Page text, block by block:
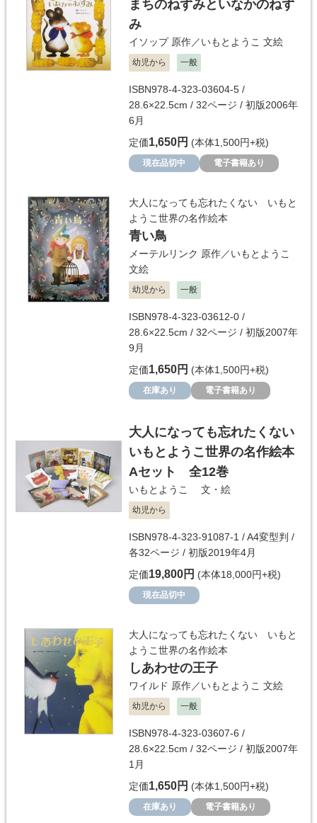
まちのねずみといなかのねず
み
イソップ原作／いもとようこ 文絵
幼児から 一般
ISBN978-4-323-03604-5 /
28.6×22.5cm / 32ページ / 初版2006年
6月
定価1,650円 (本体1,500円+税)
現在品切中 電子書籍あり
大人になっても忘れたくない いもと
ようこ世界の名作絵本
青い鳥
メーテルリンク 原作／いもとようこ
文絵
幼児から 一般
ISBN978-4-323-03612-0 /
28.6×22.5cm / 32ページ / 初版2007年
9月
定価1,650円 (本体1,500円+税)
在庫あり 電子書籍あり
大人になっても忘れたくない
いもとようこ世界の名作絵本
Aセット 全12巻
いもとようこ 文・絵
幼児から
ISBN978-4-323-91087-1 / A4変型判 /
各32ページ / 初版2019年4月
定価19,800円 (本体18,000円+税)
現在品切中
大人になっても忘れたくない いもと
ようこ世界の名作絵本
しあわせの王子
ワイルド 原作／いもとようこ 文絵
幼児から 一般
ISBN978-4-323-03607-6 /
28.6×22.5cm / 32ページ / 初版2007年
1月
定価1,650円 (本体1,500円+税)
在庫あり 電子書籍あり